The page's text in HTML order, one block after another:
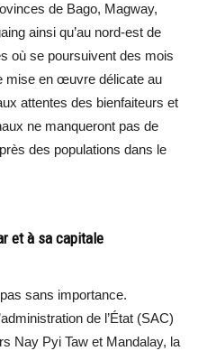
de Bago, Magway,
ainsi qu’au nord-est de
où se poursuivent des mois
mise en œuvre délicate au
attentes des bienfaiteurs et
ne manqueront pas de
des populations dans le
et à sa capitale
sans importance.
de l’État (SAC)
Nay Pyi Taw et Mandalay, la